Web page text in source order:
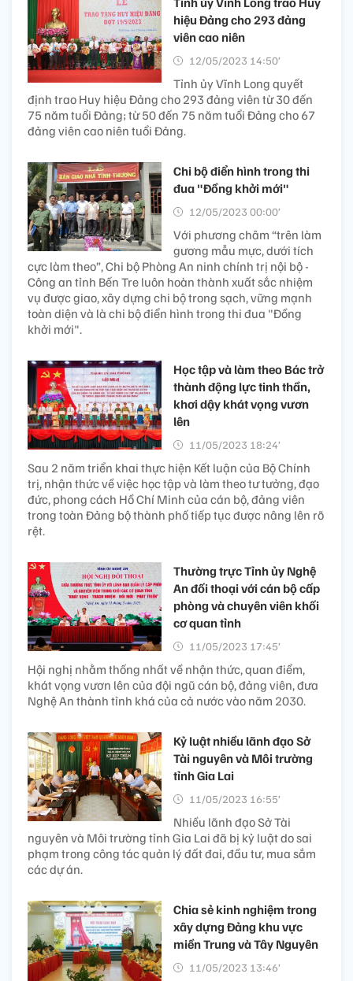
hiệu Đảng cho 293 đảng
viên cao niên
12/05/2023 14:50’
Tỉnh ủy Vĩnh Long quyết
định trao Huy hiệu Đảng cho 293 đảng viên từ 30 đến
75 năm tuổi Đảng; từ 50 đến 75 năm tuổi Đảng cho 67
đảng viên cao niên tuổi Đảng.
Chi bộ điển hình trong thi
đua "Đồng khởi mới"
12/05/2023 00:00’
Với phương châm “trên làm
gương mẫu mực, dưới tích
cực làm theo”, Chi bộ Phòng An ninh chính trị nội bộ -
Công an tỉnh Bến Tre luôn hoàn thành xuất sắc nhiệm
vụ được giao, xây dựng chi bộ trong sạch, vững mạnh
toàn diện và là chi bộ điển hình trong thi đua "Đồng
khởi mới".
Học tập và làm theo Bác trở
thành động lực tinh thần,
khơi dậy khát vọng vươn
lên
11/05/2023 18:24’
Sau 2 năm triển khai thực hiện Kết luận của Bộ Chính
trị, nhận thức về việc học tập và làm theo tư tưởng, đạo
đức, phong cách Hồ Chí Minh của cán bộ, đảng viên
trong toàn Đảng bộ thành phố tiếp tục được nâng lên rõ
rệt.
Thường trực Tỉnh ủy Nghệ
An đối thoại với cán bộ cấp
phòng và chuyên viên khối
cơ quan tỉnh
11/05/2023 17:45’
Hội nghị nhằm thống nhất về nhận thức, quan điểm,
khát vọng vươn lên của đội ngũ cán bộ, đảng viên, đưa
Nghệ An thành tỉnh khá của cả nước vào năm 2030.
Kỷ luật nhiều lãnh đạo Sở
Tài nguyên và Môi trường
tỉnh Gia Lai
11/05/2023 16:55’
Nhiều lãnh đạo Sở Tài
nguyên và Môi trường tỉnh Gia Lai đã bị kỷ luật do sai
phạm trong công tác quản lý đất đai, đầu tư, mua sắm
các dự án.
Chia sẻ kinh nghiệm trong
xây dựng Đảng khu vực
miền Trung và Tây Nguyên
11/05/2023 13:46’